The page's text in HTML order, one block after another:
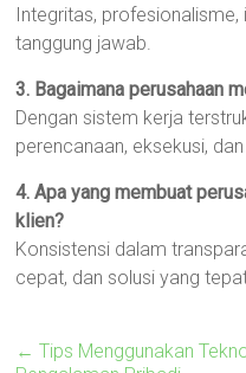
Integritas, profesionalisme,
tanggung jawab.
3. Bagaimana perusahaan
Dengan sistem kerja
perencanaan, eksekusi,
4. Apa yang membuat
klien?
Konsistensi dalam
cepat, dan solusi yang
← Tips Menggunakan